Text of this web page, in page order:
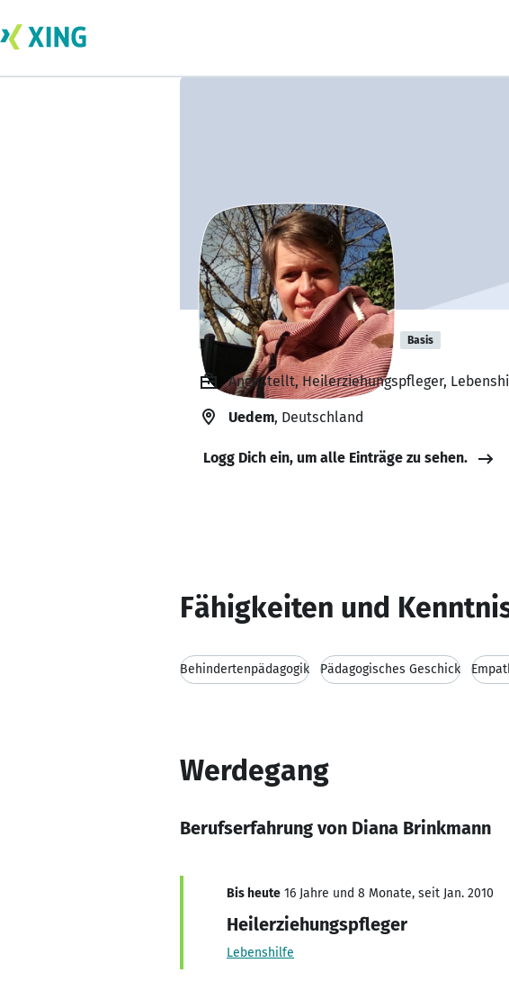
Diana Brinkmann Basis
Angestellt, Heilerziehungspfleger,
Uedem, Deutschland
Logg Dich ein, um alle Einträge zu sehen.
Fähigkeiten und
Behindertenpädagogik Pädagogisches Geschick
Werdegang
Berufserfahrung von Diana Brinkmann
Bis heute 16 Jahre und 8 Monate, seit Jan. 2010
Heilerziehungspfleger
Lebenshilfe